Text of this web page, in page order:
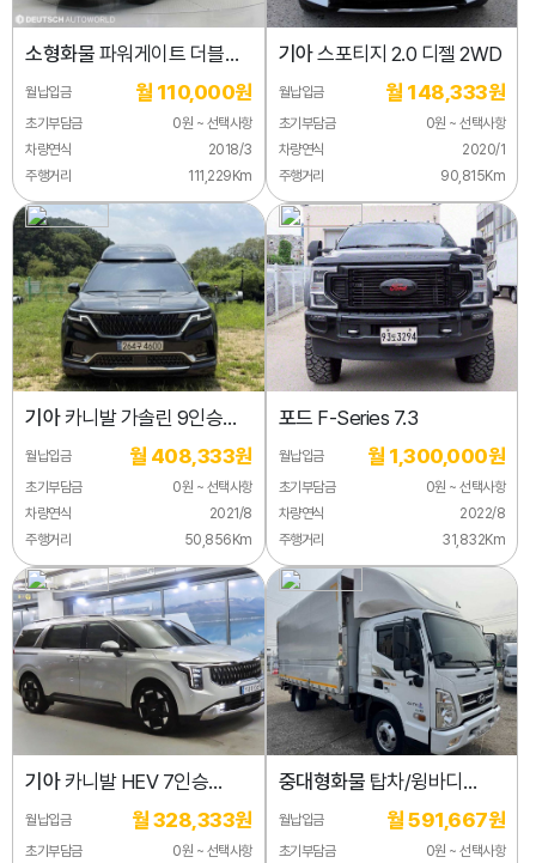
소형화물 파워게이트 더블캡/
초장축/(CRDi)
월납입금 월 110,000원
초기부담금
0원 ~ 선택사항
차량연식
2018/3
주행거리
111,229Km
기아스포티지 2.0 디젤 2WD
월납입금 월 148,333원
초기부담금
0원 ~ 선택사항
차량연식
2020/1
주행거리
90,815Km
기아카니발 가솔린 9인승
하이리무진(특장업체)
월납입금 월 408,333원
초기부담금
0원 ~ 선택사항
차량연식
2021/8
주행거리
50,856Km
포드 F-Series 7.3
월납입금 월 1,300,000원
초기부담금
0원 ~ 선택사항
차량연식
2022/8
주행거리
31,832Km
기아카니발 HEV 7인승
노블레스 아웃도어
월납입금 월 328,333원
초기부담금
0원 ~ 선택사항
중대형화물 탑차/윙바디
3.5톤
월납입금 월 591,667원
초기부담금
0원 ~ 선택사항